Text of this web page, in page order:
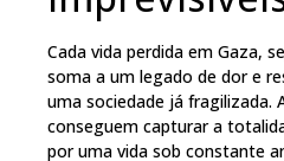
Cada vida perdida em Gaza,
soma a um legado de dor e
uma sociedade já fragilizada.
conseguem capturar a
por uma vida sob constante